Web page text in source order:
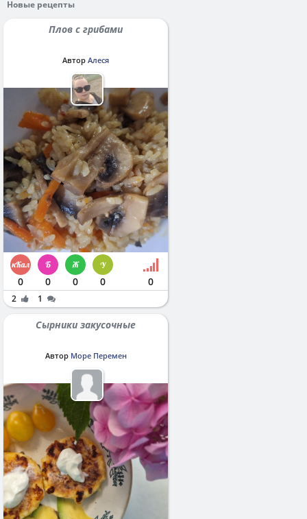
Новые рецепты
Плов с грибами
Автор Алеся
0 0 0 0 0
2 1
Сырники закусочные
Автор Море Перемен